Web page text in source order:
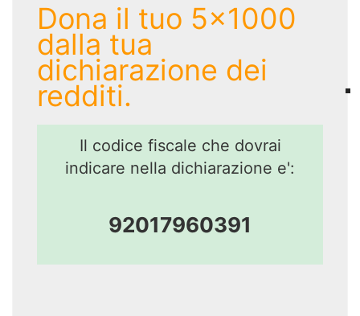
Dona il tuo 5x1000
dalla tua
dichiarazione dei
redditi.
Il codice fiscale che dovrai
indicare nella dichiarazione e':
92017960391